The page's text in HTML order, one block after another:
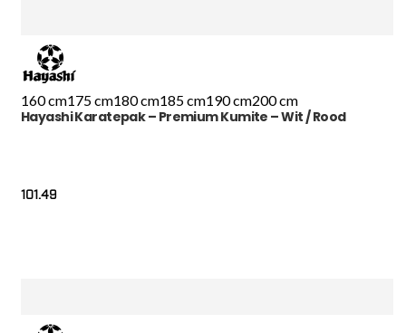
160 cm175 cm180 cm185 cm190 cm200 cm
Hayashi Karatepak – Premium Kumite – Wit / Rood
101.49